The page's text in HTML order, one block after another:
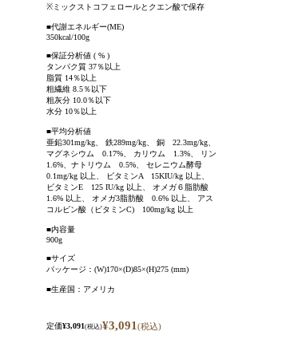
定価¥3,091(税込)¥3,091(税込)
※ミックストコフェロールとクエン酸で保存
■代謝エネルギー(ME)
350kcal/100g
■保証分析値 ( % )
タンパク質 37％以上
脂質 14％以上
粗繊維 8.5％以下
粗灰分 10.0％以下
水分 10％以上
■平均分析値
亜鉛301mg/kg、 鉄289mg/kg、 銅 22.3mg/kg、
マグネシウム 0.17%、 カリウム 1.3%、 リン
1.6%、ナトリウム 0.5%、 セレニウム酵母
0.1mg/kg 以上、 ビタミンA 15KIU/kg 以上、
ビタミンE 125 IU/kg 以上、 オメガ６脂肪酸
1.6% 以上、 オメガ3脂肪酸 0.6% 以上、 アス
コルビン酸（ビタミンC) 100mg/kg 以上
■内容量
900g
■サイズ
パッケージ：(W)170×(D)85×(H)275 (mm)
■生産国：アメリカ